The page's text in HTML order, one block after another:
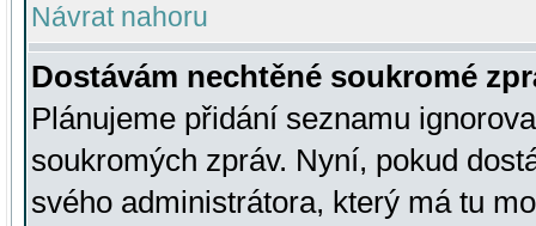
Návrat nahoru
Dostávám nechtěné soukromé
Plánujeme přidání seznamu
soukromých zpráv. Nyní, pokud
svého administrátora, který má tu